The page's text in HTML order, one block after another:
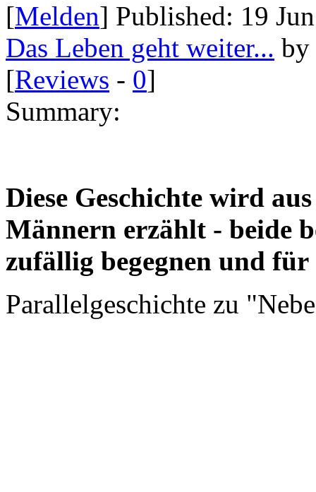
[Melden] Published: 19
Das Leben geht weiter... by
[Reviews - 0]
Summary:
Diese Geschichte wird
Männern erzählt - beide
zufällig begegnen und
Parallelgeschichte zu